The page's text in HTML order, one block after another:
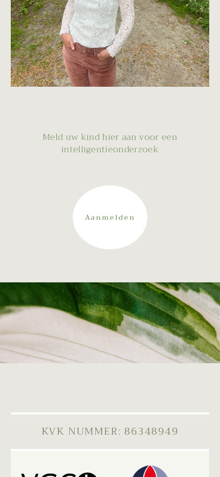
Meld uw kind hier aan voor een
intelligentieonderzoek
Aanmelden
KVK NUMMER: 86348949